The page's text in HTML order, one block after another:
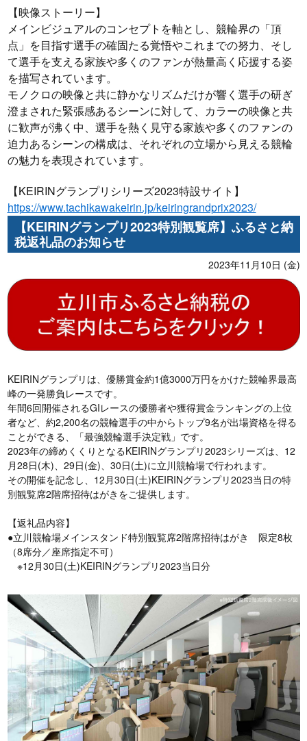
【映像ストーリー】
メインビジュアルのコンセプトを軸とし、競輪界の「頂
点」を目指す選手の確固たる覚悟やこれまでの努力、そし
て選手を支える家族や多くのファンが熱量高く応援する姿
を描写されています。
モノクロの映像と共に静かなリズムだけが響く選手の研ぎ
澄まされた緊張感あるシーンに対して、カラーの映像と共
に歓声が沸く中、選手を熱く見守る家族や多くのファンの
迫力あるシーンの構成は、それぞれの立場から見える競輪
の魅力を表現されています。
【KEIRINグランプリシリーズ2023特設サイト】
https://www.tachikawakeirin.jp/keiringrandprix2023/
【KEIRINグランプリ2023特別観覧席】ふるさと納
税返礼品のお知らせ
2023年11月10日 (金)
KEIRINグランプリは、優勝賞金約1億3000万円をかけた競輪界最高
峰の一発勝負レースです。
年間6回開催されるGIレースの優勝者や獲得賞金ランキングの上位
者など、約2,200名の競輪選手の中からトップ9名が出場資格を得る
ことができる、「最強競輪選手決定戦」です。
2023年の締めくくりとなるKEIRINグランプリ2023シリーズは、12
月28日(木)、29日(金)、30日(土)に立川競輪場で行われます。
その開催を記念し、12月30日(土)KEIRINグランプリ2023当日の特
別観覧席2階席招待はがきをご提供します。
【返礼品内容】
●立川競輪場メインスタンド特別観覧席2階席招待はがき 限定8枚
（8席分／座席指定不可）
※12月30日(土)KEIRINグランプリ2023当日分